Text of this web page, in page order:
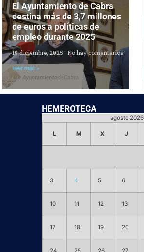
El Ayuntamiento de Cabra
destina más de 3,7 millones
de euros a políticas de
empleo durante 2025
19 diciembre, 2025 No hay comentarios
Leer más »
HEMEROTECA
agosto 2026
L M X J
3 4 5 6
10 11 12 13
17 18 19 20
24 25 26 27